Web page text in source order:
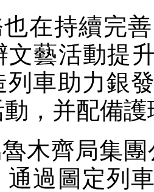
在持續完
文藝活動提
列車助力銀
，并配備
木齊局集
通過圖定列